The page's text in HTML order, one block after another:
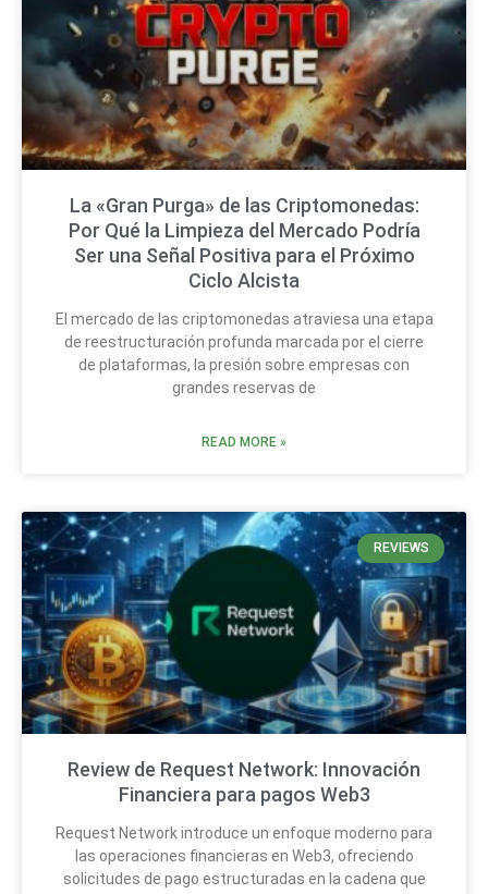
La «Gran Purga» de las Criptomonedas:
Por Qué la Limpieza del Mercado Podría
Ser una Señal Positiva para el Próximo
Ciclo Alcista
El mercado de las criptomonedas atraviesa una etapa
de reestructuración profunda marcada por el cierre
de plataformas, la presión sobre empresas con
grandes reservas de
READ MORE »
REVIEWS
Review de Request Network: Innovación
Financiera para pagos Web3
Request Network introduce un enfoque moderno para
las operaciones financieras en Web3, ofreciendo
solicitudes de pago estructuradas en la cadena que